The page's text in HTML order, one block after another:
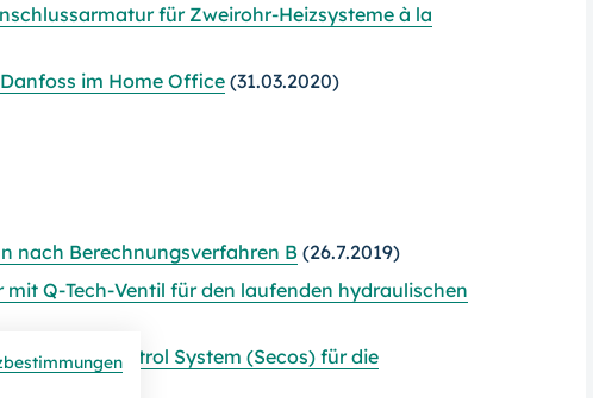
für Zweirohr-Heizsysteme à la
im Home Office (31.03.2020)
nach Berechnungsverfahren B (26.7.2019)
Q-Tech-Ventil für den laufenden hydraulischen
Energy Control System (Secos) für die